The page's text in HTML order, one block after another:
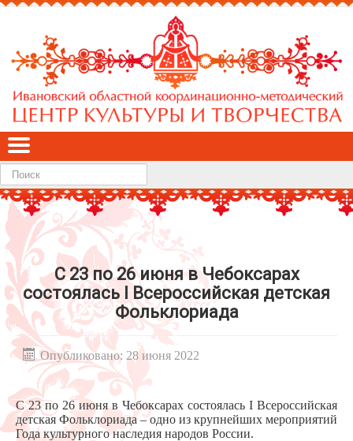
Найти
С 23 по 26 июня в Чебоксарах
состоялась I Всероссийская детская
Фольклориада
Опубликовано: 28 июня 2022
С 23 по 26 июня в Чебоксарах состоялась I Всероссийская
детская Фольклориада – одно из крупнейших мероприятий
Года культурного наследия народов России.